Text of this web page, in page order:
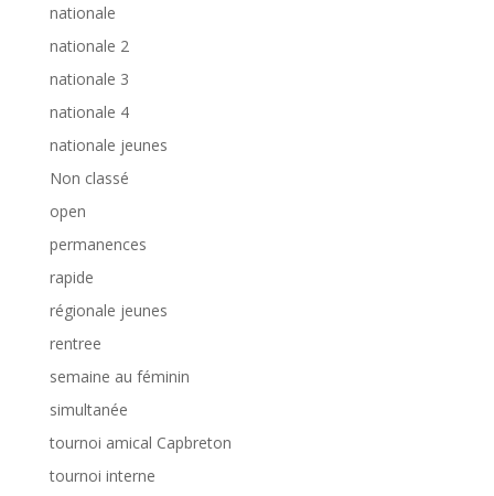
nationale
nationale 2
nationale 3
nationale 4
nationale jeunes
Non classé
open
permanences
rapide
régionale jeunes
rentree
semaine au féminin
simultanée
tournoi amical Capbreton
tournoi interne